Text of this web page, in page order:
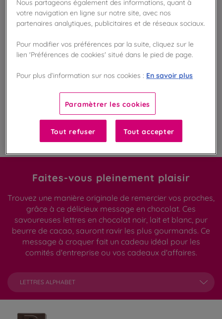
Frais de port offert
dès 50€ d'achat
avec notre programme Privilège
Liste des ingrédients et allergènes
100
Fabriqué en France
Faites-vous pleinement plaisir
Trouvez une manière originale de remercier vos proches,
grâce à ce délicieux message en chocolat. Ces
savoureuses lettres en chocolat noir, lait et blanc, pur
beurre de cacao, sauront ravir les plus gourmands. Ce
message à croquer fait un cadeau idéal pour les
comités d'entreprise ou vos cadeaux d'affaires.
LETTRES ALPHABET
votre navigation en ligne sur notre site, avec nos
partenaires analytiques, publicitaires et de réseaux sociaux.
Pour modifier vos préférences par la suite, cliquez sur le
lien 'Préférences de cookies' situé dans le pied de page.
Pour plus d’information sur nos cookies : En savoir plus
Paramètrer les cookies
Tout refuser Tout accepter